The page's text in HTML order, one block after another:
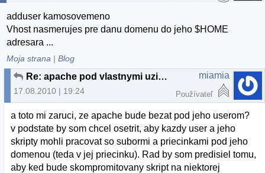
adduser kamosovemeno
Vhost nasmerujes pre danu domenu do jeho $HOME
adresara ...
Moja strana |Blog
Re: apache pod vlastnymi uzivatelmi ako na webhostingu
17.08.2010 | 19:24
miamia
Používateľ
a toto mi zaruci, ze apache bude bezat pod jeho userom?
v podstate by som chcel osetrit, aby kazdy user a jeho
skripty mohli pracovat so subormi a priecinkami pod jeho
domenou (teda v jej priecinku). Rad by som predisiel tomu,
aby ked bude skompromitovany skript na niektorej